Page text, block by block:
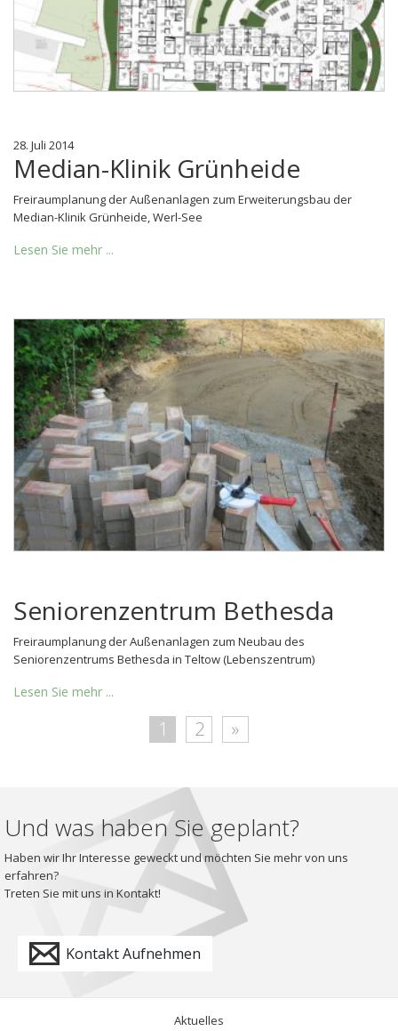
28. Juli 2014
Median-Klinik Grünheide
Freiraumplanung der Außenanlagen zum Erweiterungsbau der
Median-Klinik Grünheide, Werl-See
Lesen Sie mehr ...
Seniorenzentrum Bethesda
Freiraumplanung der Außenanlagen zum Neubau des
Seniorenzentrums Bethesda in Teltow (Lebenszentrum)
Lesen Sie mehr ...
1 2 »
Und was haben Sie geplant?
Haben wir Ihr Interesse geweckt und möchten Sie mehr von uns
erfahren?
Treten Sie mit uns in Kontakt!
Kontakt Aufnehmen
Aktuelles